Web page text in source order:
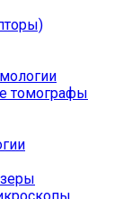
томографы